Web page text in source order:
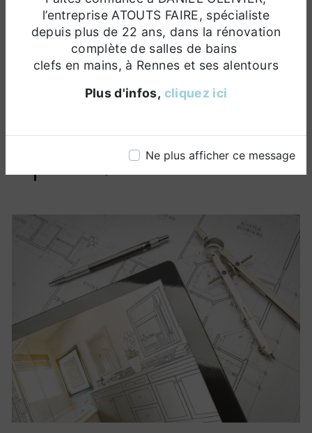
l’entreprise ATOUTS FAIRE, spécialiste
depuis plus de 22 ans, dans la rénovation
complète de salles de bains
clefs en mains, à Rennes et ses alentours
Plus d'infos, cliquez ici
Ne plus afficher ce message
de bains, l’entreprise ATOUTS FAIRE
met en œuvre toutes ses
compétences afin de réaliser la salle
de bains de vos rêves tout en
En effet, Daniel OLLIVIER s’engage à
douche, votre baignoire, votre
vasque, votre lavabo, votre sèche-